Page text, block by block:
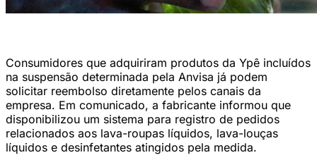
Consumidores que adquiriram produtos da Ypê incluídos
na suspensão determinada pela Anvisa já podem
solicitar reembolso diretamente pelos canais da
empresa. Em comunicado, a fabricante informou que
disponibilizou um sistema para registro de pedidos
relacionados aos lava-roupas líquidos, lava-louças
líquidos e desinfetantes atingidos pela medida.